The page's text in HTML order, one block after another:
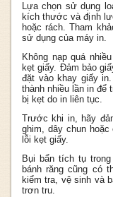
Lựa chọn sử dụng
kích thước và định
hoặc rách. Tham
sử dụng của máy in.
Không nạp quá
kẹt giấy. Đảm bảo
đặt vào khay giấy
thành nhiều lần in để
bị kẹt do in liên tục.
Trước khi in, hãy
ghim, dây chun
lỗi kẹt giấy.
Bụi bẩn tích tụ
bánh răng cũng có
kiểm tra, vệ sinh và
trơn tru.